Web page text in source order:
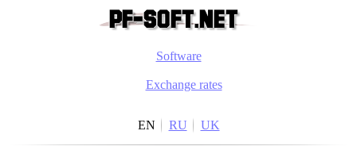
Software
Exchange rates
EN RU UK